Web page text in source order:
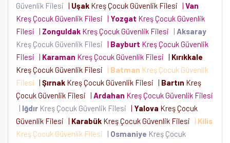
Güvenlik Filesi | Uşak Kreş Çocuk Güvenlik Filesi | Van
Kreş Çocuk Güvenlik Filesi | Yozgat Kreş Çocuk Güvenlik
Filesi | Zonguldak Kreş Çocuk Güvenlik Filesi | Aksaray
Kreş Çocuk Güvenlik Filesi | Bayburt Kreş Çocuk Güvenlik
Filesi | Karaman Kreş Çocuk Güvenlik Filesi | Kırıkkale
Kreş Çocuk Güvenlik Filesi
| Batman Kreş Çocuk Güvenlik
Filesi | Şırnak Kreş Çocuk Güvenlik Filesi | Bartın Kreş
Çocuk Güvenlik Filesi | Ardahan Kreş Çocuk Güvenlik Filesi
| Iğdır Kreş Çocuk Güvenlik Filesi | Yalova Kreş Çocuk
Güvenlik Filesi | Karabük Kreş Çocuk Güvenlik Filesi | Kilis
Kreş Çocuk Güvenlik Filesi
| Osmaniye Kreş Çocuk